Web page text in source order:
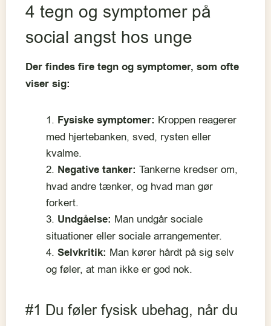
4 tegn og symptomer på
social angst hos unge
Der findes fire tegn og symptomer, som ofte
viser sig:
Fysiske symptomer: Kroppen reagerer
med hjertebanken, sved, rysten eller
kvalme.
Negative tanker: Tankerne kredser om,
hvad andre tænker, og hvad man gør
forkert.
Undgåelse: Man undgår sociale
situationer eller sociale arrangementer.
Selvkritik: Man kører hårdt på sig selv
og føler, at man ikke er god nok.
#1 Du føler fysisk ubehag, når du